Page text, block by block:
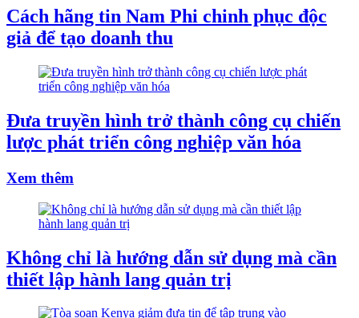
Cách hãng tin Nam Phi chinh phục độc
giả để tạo doanh thu
Đưa truyền hình trở thành công cụ chiến
lược phát triển công nghiệp văn hóa
Xem thêm
Không chỉ là hướng dẫn sử dụng mà cần
thiết lập hành lang quản trị